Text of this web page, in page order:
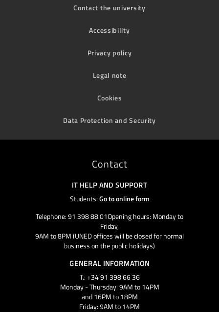
Contact the university
Accessibility
Privacy policy
Legal note
Cookies
Data Protection and Security
Contact
IT HELP AND SUPPORT
Students:Go to online form
Telephone: 91 398 88 01Opening hours: Monday to
Friday,
9AM to 8PM (UNED offices will be closed for normal
business on the public holidays)
GENERAL INFORMATION
T.: +34 91 398 66 36
Monday - Thursday: 9AM to 14PM
and 16PM to 18PM
Friday: 9AM to 14PM